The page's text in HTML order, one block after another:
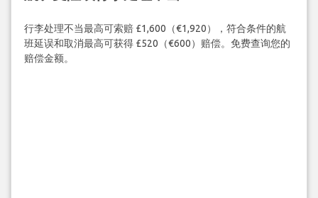
行李处理不当最高可索赔 £1,600（€1,920），符合条件的航
班延误和取消最高可获得 £520（€600）赔偿。免费查询您的
赔偿金额。